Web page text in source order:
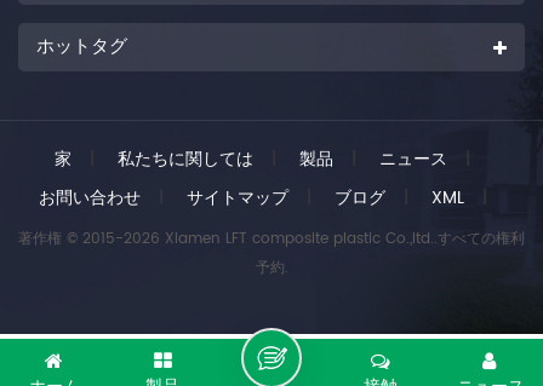
ホットタグ
家 私たちに関しては 製品 ニュース
お問い合わせ
サイトマップ ブログ XML |
著作権 © 2015-2026 Xiamen LFT composite plastic Co.,ltd..すべての権利
予約.